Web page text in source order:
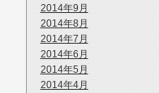
2014年9月
2014年8月
2014年7月
2014年6月
2014年5月
2014年4月